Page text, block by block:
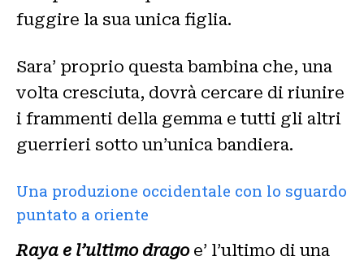
fuggire la sua unica figlia.
Sara’ proprio questa bambina che, una
volta cresciuta, dovrà cercare di riunire
i frammenti della gemma e tutti gli altri
guerrieri sotto un’unica bandiera.
Una produzione occidentale con lo sguardo
puntato a oriente
Raya e l’ultimo dragoe’ l’ultimo di una